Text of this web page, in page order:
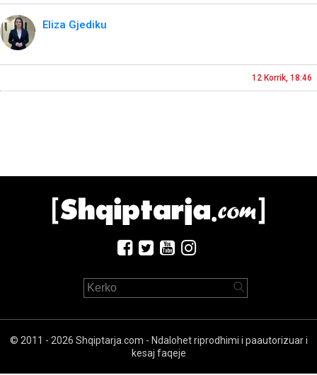
Eliza Gjediku
12 Korrik, 18:46
© 2011 - 2026 Shqiptarja.com - Ndalohet riprodhimi i paautorizuar i
kesaj faqeje